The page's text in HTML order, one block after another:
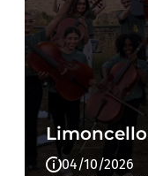
Limoncello
04/10/2026